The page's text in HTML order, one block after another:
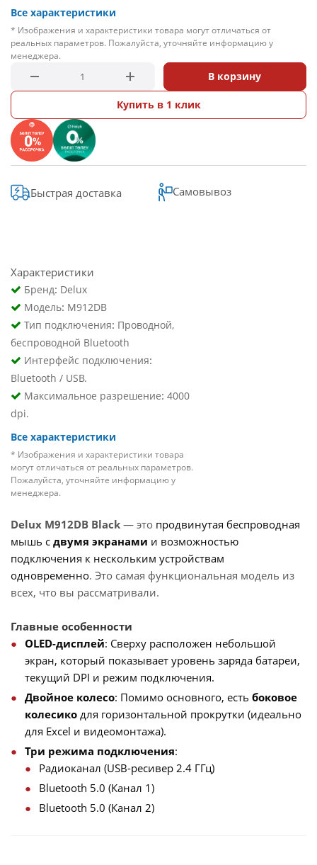
Все характеристики
* Изображения и характеристики товара могут отличаться от
реальных параметров. Пожалуйста, уточняйте информацию у
менеджера.
В корзину
Купить в 1 клик
Быстрая доставка Самовывоз
Характеристики
Бренд: Delux
Модель: M912DB
Тип подключения: Проводной,
беспроводной Bluetooth
Интерфейс подключения:
Bluetooth / USB.
Максимальное разрешение: 4000
dpi.
Все характеристики
* Изображения и характеристики товара
могут отличаться от реальных параметров.
Пожалуйста, уточняйте информацию у
менеджера.
Delux M912DB Black — это продвинутая беспроводная
мышь с двумя экранами и возможностью
подключения к нескольким устройствам
одновременно. Это самая функциональная модель из
всех, что вы рассматривали.
Главные особенности
OLED-дисплей: Сверху расположен небольшой
экран, который показывает уровень заряда батареи,
текущий DPI и режим подключения.
Двойное колесо: Помимо основного, есть боковое
колесико для горизонтальной прокрутки (идеально
для Excel и видеомонтажа).
Три режима подключения:
Радиоканал (USB-ресивер 2.4 ГГц)
Bluetooth 5.0 (Канал 1)
Bluetooth 5.0 (Канал 2)